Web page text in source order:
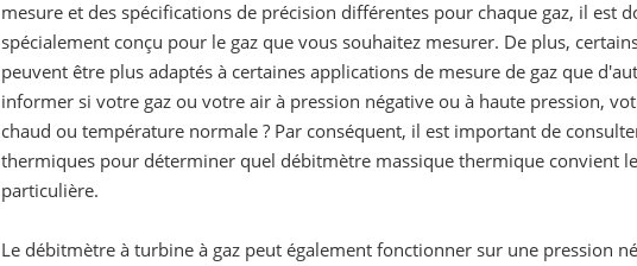
mesure et des spécifications de précision différentes pour chaque gaz, il est
spécialement conçu pour le gaz que vous souhaitez mesurer. De plus,
peuvent être plus adaptés à certaines applications de mesure de gaz que
informer si votre gaz ou votre air à pression négative ou à haute pression,
chaud ou température normale ? Par conséquent, il est important de
thermiques pour déterminer quel débitmètre massique thermique convient
particulière.
Le débitmètre à turbine à gaz peut également fonctionner sur une pression